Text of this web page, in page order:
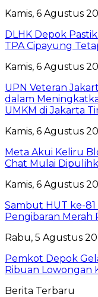
Kamis, 6 Agustus
DLHK Depok
TPA Cipayung
Kamis, 6 Agustus
UPN Veteran
dalam
UMKM di Jakarta
Kamis, 6 Agustus
Meta Akui Keliru
Chat Mulai
Kamis, 6 Agustus
Sambut HUT ke-
Pengibaran
Rabu, 5 Agustus
Pemkot Depok
Ribuan Lowongan
Berita Terbaru